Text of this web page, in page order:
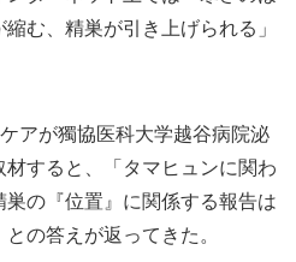
む、精巣が引き上げられる」
アが獨協医科大学越谷病院泌
すると、「タマヒュンに関わ
の『位置』に関係する報告は
の答えが返ってきた。